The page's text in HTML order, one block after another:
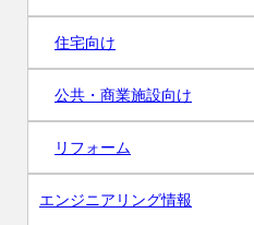
住宅向け
公共・商業施設向け
リフォーム
エンジニアリング情報